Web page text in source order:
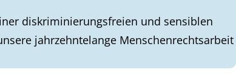
diskriminierungsfreien und sensiblen
jahrzehntelange Menschenrechtsarbeit